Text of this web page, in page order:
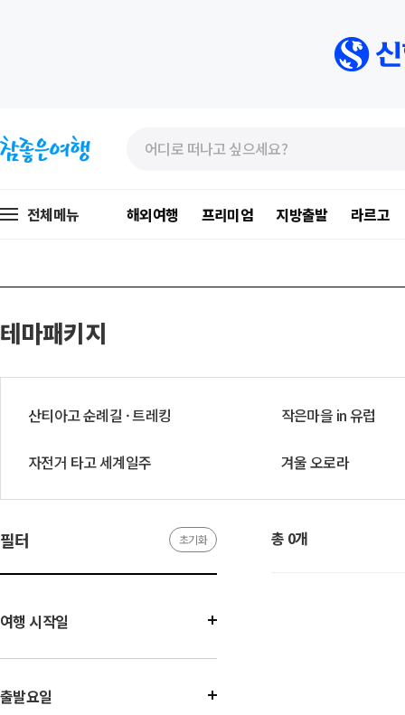
본
문
가
주
메
기
전체메뉴 해외여행 프리미엄 지방출발 라르고
테마패키지
산티아고 순례길 · 트레킹 작은마을 in 유럽
자전거 타고 세계일주 겨울 오로라
필터 초기화
여행 시작일
출발요일
총 0개